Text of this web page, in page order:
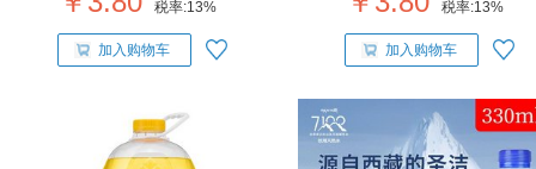
税率:13%
加入购物车
税率:13%
加入购物车